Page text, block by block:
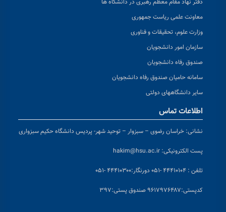
دفتر نهاد مقام معظم رهبری در دانشگاه ها
معاونت علمی ریاست جمهوری
وزارت علوم، تحقیقات و فناوری
سازمان امور دانشجویان
صندوق رفاه دانشجویان
سامانه حامیان صندوق رفاه دانشجویان
سایر دانشگاههای دولتی
اطلاعات تماس
نشانی: خراسان رضوی – سبزوار – توحید شهر- پردیس دانشگاه حکیم سبزواری
پست الکترونیکی: hakim@hsu.ac.ir
تلفن : ۴۴۴۱۰۱۰۴ -۰۵۱ دورنگار:۴۴۴۱۰۳۰۰ -۰۵۱
کدپستی:۹۶۱۷۹۷۶۴۸۷ صندوق پستی:۳۹۷